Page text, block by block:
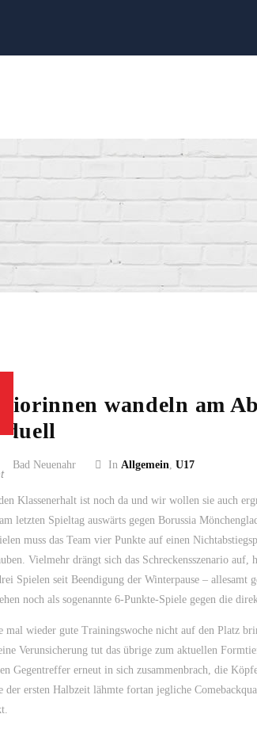
wandeln am
Bad Neuenahr In Allgemein, U17
Klassenerhalt ist noch da und wir wollen sie auch
letzten Spieltag auswärts gegen Borussia
muss das Team vier Punkte auf einen
Vielmehr drängt sich das Schreckensszenario
Spielen seit Beendigung der Winterpause –
noch als sogenannte 6-Punkte-Spiele gegen die
mal wieder gute Trainingswoche nicht auf den Platz
Verunsicherung tut das übrige zum aktuellen
Gegentreffer erneut in sich zusammenbrach, die
der ersten Halbzeit lähmte fortan jegliche